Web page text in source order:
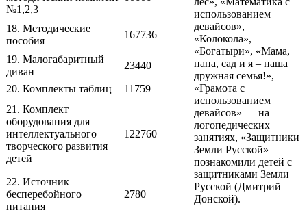
использованием
девайсов»,
«Колокола»,
«Богатыри», «Мама,
папа, сад и я – наша
дружная семья!»,
«Грамота с
использованием
девайсов» — на
логопедических
занятиях, «Защитники
Земли Русской» —
познакомили детей с
защитниками Земли
Русской (Дмитрий
Донской).
№1,2,3
18. Методические
пособия
167736
19. Малогабаритный
диван
23440
20. Комплекты таблиц
11759
21. Комплект
оборудования для
интеллектуального
творческого развития
детей
122760
22. Источник
бесперебойного
питания
2780